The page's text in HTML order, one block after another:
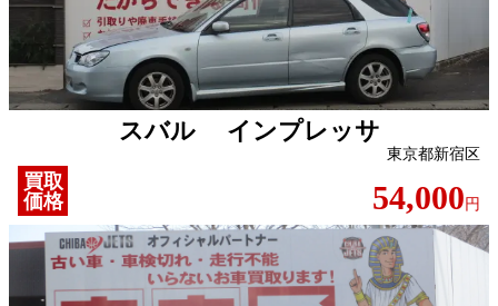
スバル インプレッサ
東京都新宿区
買取
価格
54,000 円